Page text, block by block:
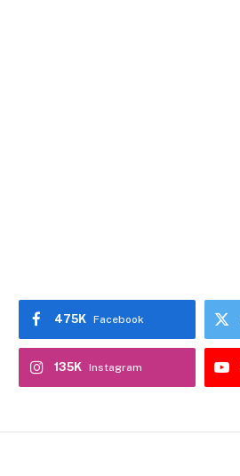
Facebook
475K
Instagram
135K